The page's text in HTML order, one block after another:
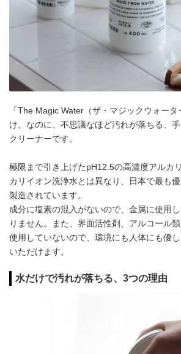
「The Magic Water（ザ・マジックウォー
け。なのに、不思議なほど汚れが落ちる、
クリーナーです。
極限まで引き上げたpH12.5の高濃度アルカ
カリイオン洗浄水とは異なり、日本で最も
製造されています。
成分に塩素の混入がないので、金属に使用
りません。また、界面活性剤、アルコール
使用していないので、環境にも人体にも優
いただけます。
水だけで汚れが落ちる、3つの理由